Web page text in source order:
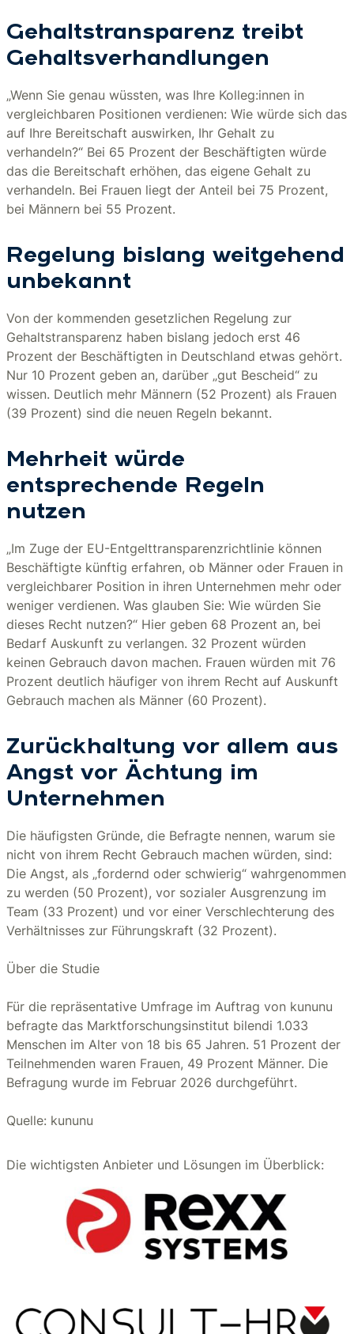
Gehaltstransparenz treibt
Gehaltsverhandlungen
„Wenn Sie genau wüssten, was Ihre Kolleg:innen in
vergleichbaren Positionen verdienen: Wie würde sich das
auf Ihre Bereitschaft auswirken, Ihr Gehalt zu
verhandeln?“ Bei 65 Prozent der Beschäftigten würde
das die Bereitschaft erhöhen, das eigene Gehalt zu
verhandeln. Bei Frauen liegt der Anteil bei 75 Prozent,
bei Männern bei 55 Prozent.
Regelung bislang weitgehend
unbekannt
Von der kommenden gesetzlichen Regelung zur
Gehaltstransparenz haben bislang jedoch erst 46
Prozent der Beschäftigten in Deutschland etwas gehört.
Nur 10 Prozent geben an, darüber „gut Bescheid“ zu
wissen. Deutlich mehr Männern (52 Prozent) als Frauen
(39 Prozent) sind die neuen Regeln bekannt.
Mehrheit würde
entsprechende Regeln
nutzen
„Im Zuge der EU-Entgelttransparenzrichtlinie können
Beschäftigte künftig erfahren, ob Männer oder Frauen in
vergleichbarer Position in ihren Unternehmen mehr oder
weniger verdienen. Was glauben Sie: Wie würden Sie
dieses Recht nutzen?“ Hier geben 68 Prozent an, bei
Bedarf Auskunft zu verlangen. 32 Prozent würden
keinen Gebrauch davon machen. Frauen würden mit 76
Prozent deutlich häufiger von ihrem Recht auf Auskunft
Gebrauch machen als Männer (60 Prozent).
Zurückhaltung vor allem aus
Angst vor Ächtung im
Unternehmen
Die häufigsten Gründe, die Befragte nennen, warum sie
nicht von ihrem Recht Gebrauch machen würden, sind:
Die Angst, als „fordernd oder schwierig“ wahrgenommen
zu werden (50 Prozent), vor sozialer Ausgrenzung im
Team (33 Prozent) und vor einer Verschlechterung des
Verhältnisses zur Führungskraft (32 Prozent).
Über die Studie
Für die repräsentative Umfrage im Auftrag von kununu
befragte das Marktforschungsinstitut bilendi 1.033
Menschen im Alter von 18 bis 65 Jahren. 51 Prozent der
Teilnehmenden waren Frauen, 49 Prozent Männer. Die
Befragung wurde im Februar 2026 durchgeführt.
Quelle: kununu
Die wichtigsten Anbieter und Lösungen im Überblick: